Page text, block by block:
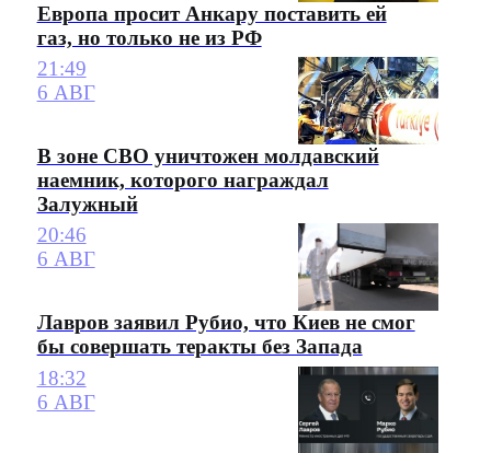
Европа просит Анкару поставить ей
газ, но только не из РФ
21:49
6 АВГ
В зоне СВО уничтожен молдавский
наемник, которого награждал
Залужный
20:46
6 АВГ
Лавров заявил Рубио, что Киев не смог
бы совершать теракты без Запада
18:32
6 АВГ